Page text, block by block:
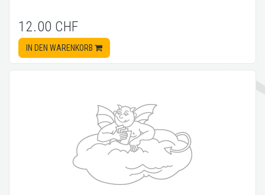
12.00 CHF
IN DEN WARENKORB